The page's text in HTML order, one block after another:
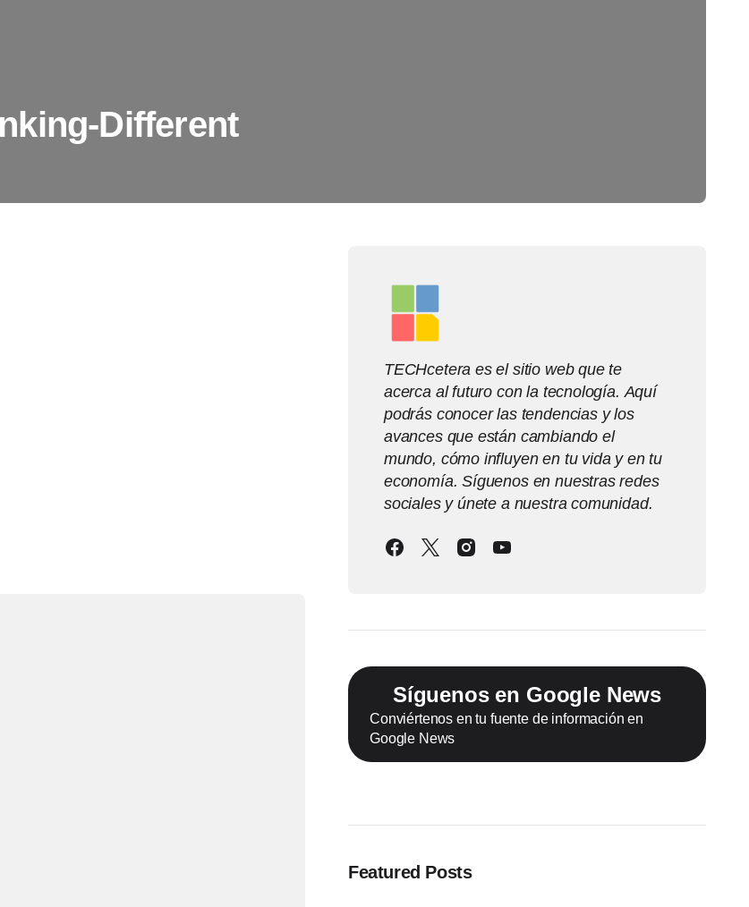
Different
TECHcetera es el sitio web que te
acerca al futuro con la tecnología. Aquí
podrás conocer las tendencias y los
avances que están cambiando el
mundo, cómo influyen en tu vida y en tu
economía. Síguenos en nuestras redes
sociales y únete a nuestra comunidad.
Síguenos en Google News
Conviértenos en tu fuente de información en
Google News
Featured Posts